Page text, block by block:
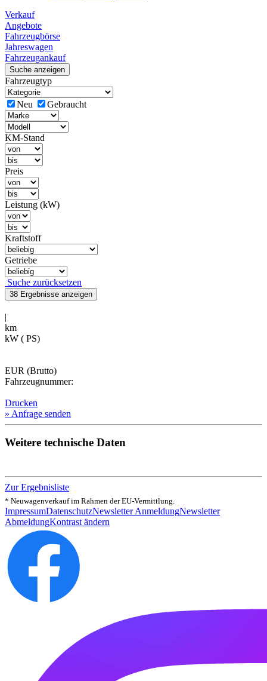
Verkauf
Angebote
Fahrzeugbörse
Jahreswagen
Fahrzeugankauf
Suche anzeigen
Fahrzeugtyp
Neu Gebraucht
KM-Stand
Preis
Leistung (kW)
Kraftstoff
Getriebe
Suche zurücksetzen
38 Ergebnisse anzeigen
|
km
kW ( PS)
EUR (Brutto)
Fahrzeugnummer:
Drucken
» Anfrage senden
Weitere technische Daten
Zur Ergebnisliste
* Neuwagenverkauf im Rahmen der EU-Vermittlung.
ImpressumDatenschutzNewsletter AnmeldungNewsletter
AbmeldungKontrast ändern